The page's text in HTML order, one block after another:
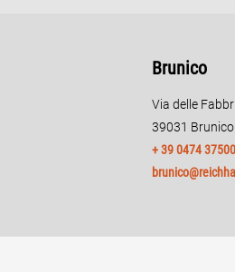
Brunico
Via delle
39031 Brunico
+ 39 0474